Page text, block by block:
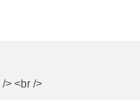
> <br />